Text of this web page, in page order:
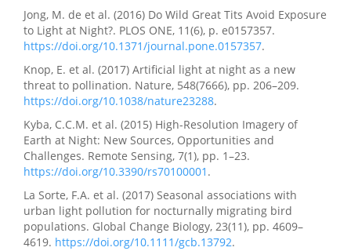
Jong, M. de et al. (2016) Do Wild Great Tits Avoid Exposure
to Light at Night?. PLOS ONE, 11(6), p. e0157357.
https://doi.org/10.1371/journal.pone.0157357.
Knop, E. et al. (2017) Artificial light at night as a new
threat to pollination. Nature, 548(7666), pp. 206–209.
https://doi.org/10.1038/nature23288.
Kyba, C.C.M. et al. (2015) High-Resolution Imagery of
Earth at Night: New Sources, Opportunities and
Challenges. Remote Sensing, 7(1), pp. 1–23.
https://doi.org/10.3390/rs70100001 .
La Sorte, F.A. et al. (2017) Seasonal associations with
urban light pollution for nocturnally migrating bird
populations. Global Change Biology, 23(11), pp. 4609–
4619. https://doi.org/10.1111/gcb.13792.